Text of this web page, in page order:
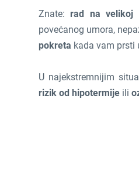
Znate: rad na velikoj
povećanog umora,
pokreta kada vam prsti
U najekstremnijim
rizik od hipotermijeili